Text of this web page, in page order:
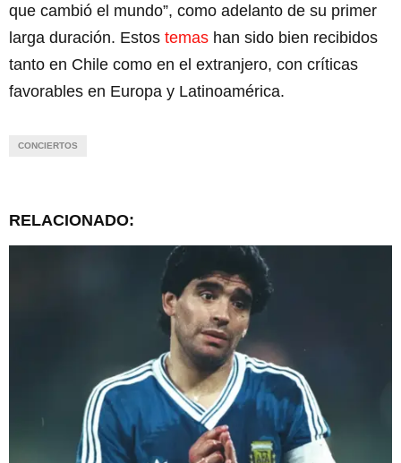
que cambió el mundo”, como adelanto de su primer
larga duración. Estos temas han sido bien recibidos
tanto en Chile como en el extranjero, con críticas
favorables en Europa y Latinoamérica.
CONCIERTOS
RELACIONADO: